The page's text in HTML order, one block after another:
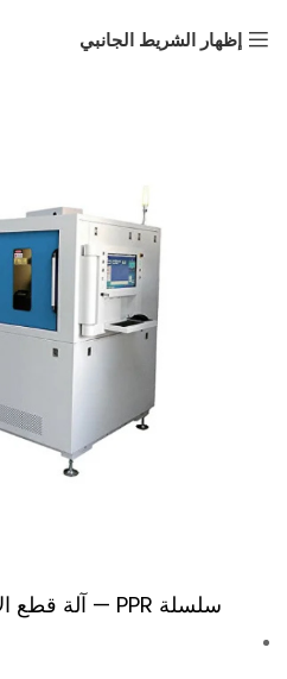
إظهار الشريط الجانبي
سلسلة PPR — آلة قطع الأنابيب الدقيقة بالليزر